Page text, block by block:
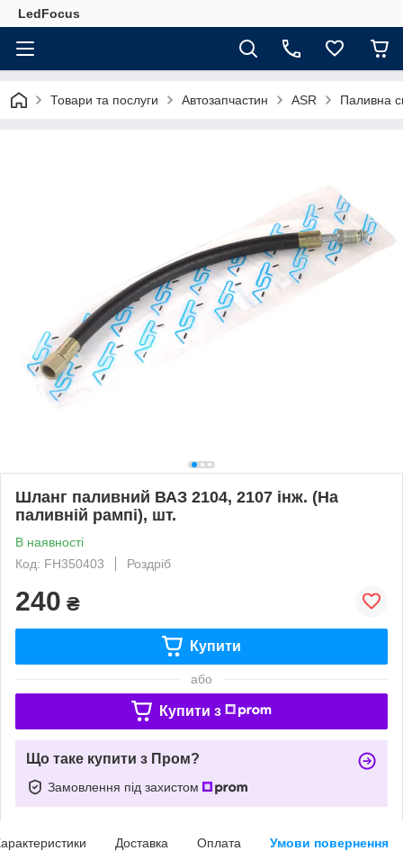
LedFocus
Товари та послуги Автозапчастин ASR Паливна
Шланг паливний ВАЗ 2104, 2107 інж. (На
паливній рампі), шт.
В наявності
Код: FH350403
Роздріб
240 ₴
Купити
або
Купити з
Що таке купити з Пром?
Замовлення під захистом
Доставка Оплата Умови повернення